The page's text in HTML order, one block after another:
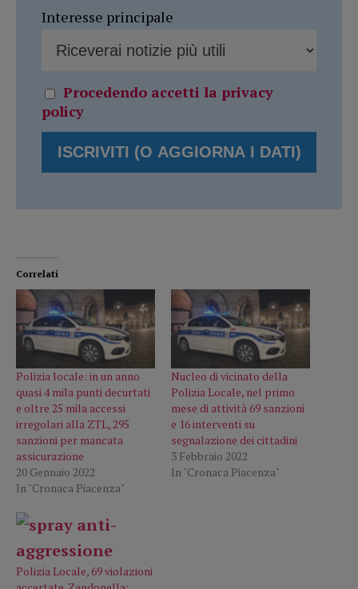
Interesse principale
Procedendo accetti la privacy
policy
Correlati
Polizia locale: in un anno
quasi 4 mila punti decurtati
e oltre 25 mila accessi
irregolari alla ZTL, 295
sanzioni per mancata
assicurazione
20 Gennaio 2022
In "Cronaca Piacenza"
Nucleo di vicinato della
Polizia Locale, nel primo
mese di attività 69 sanzioni
e 16 interventi su
segnalazione dei cittadini
3 Febbraio 2022
In "Cronaca Piacenza"
Polizia Locale, 69 violazioni